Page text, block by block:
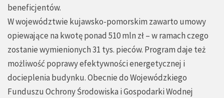
beneficjentów.
W województwie kujawsko-pomorskim zawarto umowy
opiewające na kwotę ponad 510 mln zł – w ramach czego
zostanie wymienionych 31 tys. pieców. Program daje też
możliwość poprawy efektywności energetycznej i
docieplenia budynku. Obecnie do Wojewódzkiego
Funduszu Ochrony Środowiska i Gospodarki Wodnej